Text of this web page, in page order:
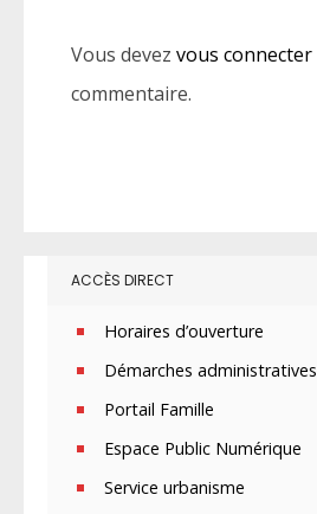
Vous devez vous connecter
commentaire.
ACCÈS DIRECT
Horaires d’ouverture
Démarches administratives
Portail Famille
Espace Public Numérique
Service urbanisme